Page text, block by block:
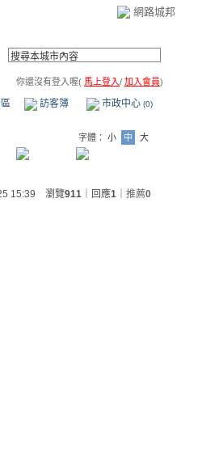
網路城邦
你還沒有登入喔( 馬上登入/ 加入會員)
訪客簿 市政中心 (0)
字體： 小 中
大
15:39 瀏覽911 ｜回應1 推薦0